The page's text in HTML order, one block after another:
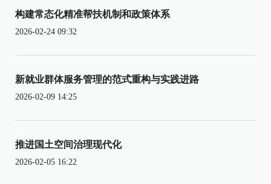
构建常态化精准帮扶机制和政策体系
2026-02-24 09:32
新就业群体服务管理的范式重构与实践进路
2026-02-09 14:25
推进国土空间治理现代化
2026-02-05 16:22